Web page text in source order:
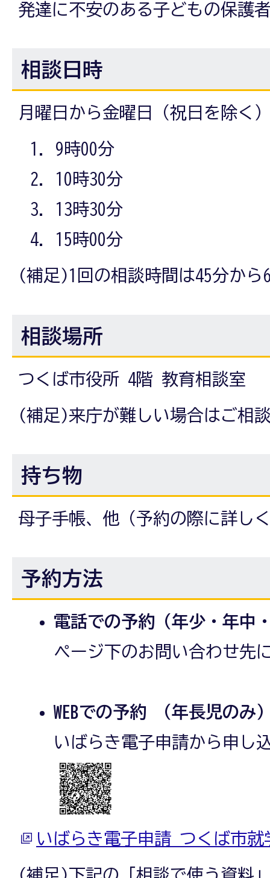
発達に不安のある子どもの保護
相談日時
月曜日から金曜日（祝日を除く
9時00分
10時30分
13時30分
15時00分
(補足)1回の相談時間は45分から
相談場所
つくば市役所 4階 教育相談室
(補足)来庁が難しい場合はご相
持ち物
母子手帳、他（予約の際に詳し
予約方法
電話での予約（年少・年中
ページ下のお問い合わせ先
WEBでの予約 （年長児のみ
いばらき電子申請から申し
いばらき電子申請 つくば市就
(補足)下記の「相談で使う資料